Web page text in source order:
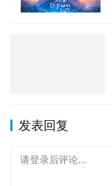
发表回复
请登录后评论...